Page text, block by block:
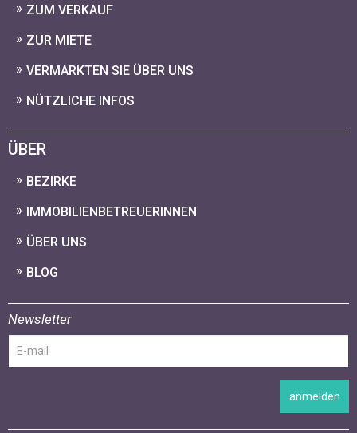
ZUM VERKAUF
ZUR MIETE
VERMARKTEN SIE ÜBER UNS
NÜTZLICHE INFOS
ÜBER
BEZIRKE
IMMOBILIENBETREUERINNEN
ÜBER UNS
BLOG
Newsletter
anmelden